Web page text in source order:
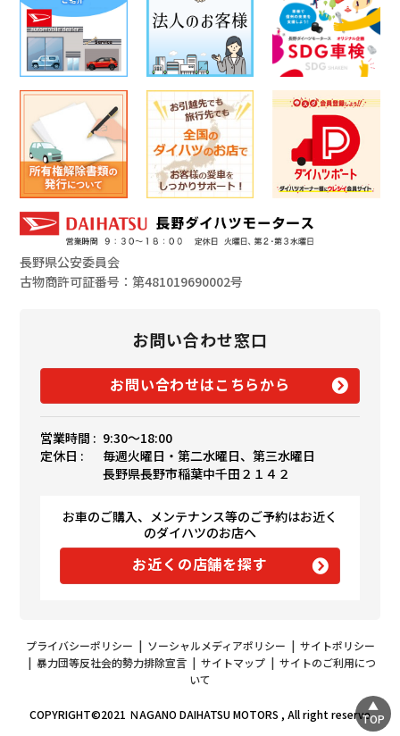
長野県公安委員会
古物商許可証番号：第481019690002号
お問い合わせ窓口
お問い合わせはこちらから
営業時間 : 9:30〜18:00
定休日 :
毎週火曜日・第二水曜日、第三水曜日
長野県長野市稲葉中千田２１４２
お車のご購入、メンテナンス等のご予約はお近く
のダイハツのお店へ
お近くの店舗を探す
プライバシーポリシー | ソーシャルメディアポリシー | サイトポリシー
| 暴力団等反社会的勢力排除宣言| サイトマップ| サイトのご利用につ
いて
COPYRIGHT©2021 ＮAGANO DAIHATSU MOTORS , All right reserveTOP